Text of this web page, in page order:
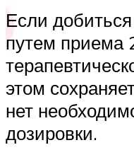
Если
путем приема
этом
нет
дозировки.